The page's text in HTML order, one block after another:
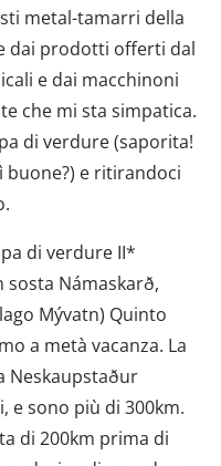
metal-tamarri della
dai prodotti offerti dal
e dai macchinoni
che mi sta simpatica.
di verdure (saporita!
buone?) e ritirandoci
di verdure II*
sosta Námaskarð,
Mývatn) Quinto
a metà vacanza. La
Neskaupstaður
e sono più di 300km.
di 200km prima di